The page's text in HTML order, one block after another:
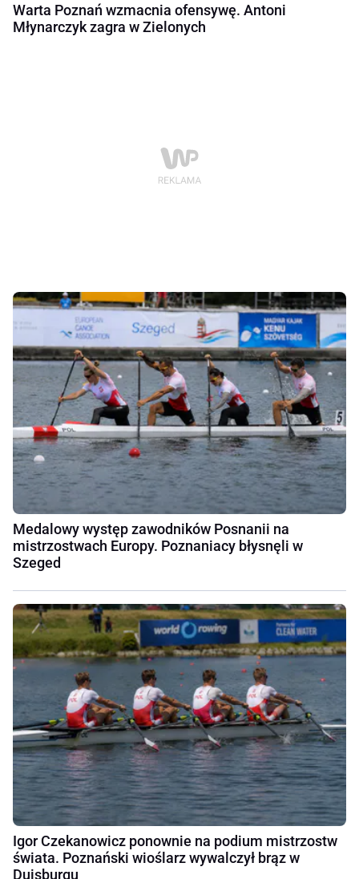
Warta Poznań wzmacnia ofensywę. Antoni
Młynarczyk zagra w Zielonych
Medalowy występ zawodników Posnanii na
mistrzostwach Europy. Poznaniacy błysnęli w
Szeged
Igor Czekanowicz ponownie na podium mistrzostw
świata. Poznański wioślarz wywalczył brąz w
Duisburgu